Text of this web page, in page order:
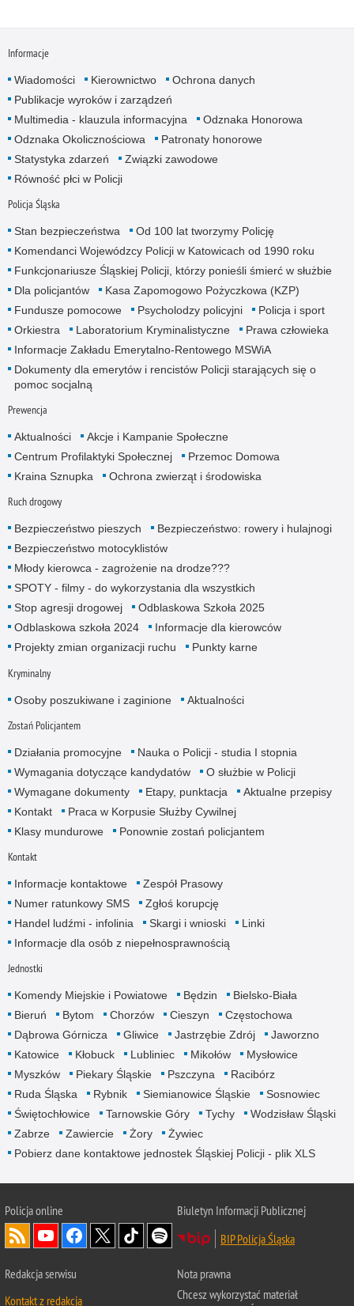
Informacje
Wiadomości Kierownictwo
Ochrona danych
Publikacje wyroków i zarządzeń
Multimedia - klauzula informacyjna
Odznaka Honorowa
Odznaka Okolicznościowa
Patronaty honorowe
Statystyka zdarzeń
Związki zawodowe
Równość płci w Policji
Policja Śląska
Stan bezpieczeństwa
Od 100 lat tworzymy Policję
Komendanci Wojewódzcy Policji w Katowicach od 1990 roku
Funkcjonariusze Śląskiej Policji, którzy ponieśli śmierć w służbie
Dla policjantów
Kasa Zapomogowo Pożyczkowa (KZP)
Fundusze pomocowe
Psycholodzy policyjni
Policja i sport
Orkiestra
Laboratorium Kryminalistyczne
Prawa człowieka
Informacje Zakładu Emerytalno-Rentowego MSWiA
Dokumenty dla emerytów i rencistów Policji starających się o
pomoc socjalną
Prewencja
Aktualności
Akcje i Kampanie Społeczne
Centrum Profilaktyki Społecznej
Przemoc Domowa
Kraina Sznupka
Ochrona zwierząt i środowiska
Ruch drogowy
Bezpieczeństwo pieszych
Bezpieczeństwo: rowery i hulajnogi
Bezpieczeństwo motocyklistów
Młody kierowca - zagrożenie na drodze???
SPOTY - filmy - do wykorzystania dla wszystkich
Stop agresji drogowej
Odblaskowa Szkoła 2025
Odblaskowa szkoła 2024
Informacje dla kierowców
Projekty zmian organizacji ruchu
Punkty karne
Kryminalny
Osoby poszukiwane i zaginione Aktualności
Zostań Policjantem
Działania promocyjne
Nauka o Policji - studia I stopnia
Wymagania dotyczące kandydatów
O służbie w Policji
Wymagane dokumenty
Etapy, punktacja
Aktualne przepisy
Kontakt
Praca w Korpusie Służby Cywilnej
Klasy mundurowe
Ponownie zostań policjantem
Kontakt
Informacje kontaktowe
Zespół Prasowy
Numer ratunkowy SMS
Zgłoś korupcję
Handel ludźmi - infolinia
Skargi i wnioski
Linki
Informacje dla osób z niepełnosprawnością
Jednostki
Komendy Miejskie i Powiatowe Będzin
Bielsko-Biała
Bieruń
Bytom Chorzów Cieszyn
Częstochowa
Dąbrowa Górnicza
Gliwice Jastrzębie Zdrój
Jaworzno
Katowice
Kłobuck Lubliniec Mikołów
Mysłowice
Myszków
Piekary Śląskie Pszczyna
Racibórz
Ruda Śląska
Rybnik Siemianowice Śląskie
Sosnowiec
Świętochłowice
Tarnowskie Góry Tychy
Wodzisław Śląski
Zabrze
Zawiercie Żory
Żywiec
Pobierz dane kontaktowe jednostek Śląskiej Policji - plik XLS
Policja online
Biuletyn Informacji Publicznej
BIP Policja Śląska
Redakcja serwisu
Kontakt z redakcją
Nota prawna
Chcesz wykorzystać materiał